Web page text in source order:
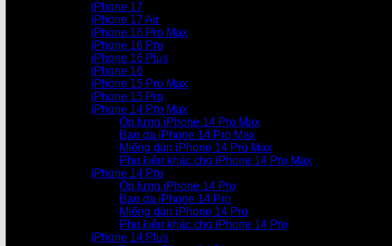
iPhone 17
iPhone 17 Air
iPhone 16 Pro Max
iPhone 16 Pro
iPhone 16 Plus
iPhone 16
iPhone 15 Pro Max
iPhone 15 Pro
iPhone 14 Pro Max
Ốp lưng iPhone 14 Pro Max
Bao da iPhone 14 Pro Max
Miếng dán iPhone 14 Pro Max
Phụ kiện khác cho iPhone 14 Pro Max
iPhone 14 Pro
Ốp lưng iPhone 14 Pro
Bao da iPhone 14 Pro
Miếng dán iPhone 14 Pro
Phụ kiện khác cho iPhone 14 Pro
iPhone 14 Plus